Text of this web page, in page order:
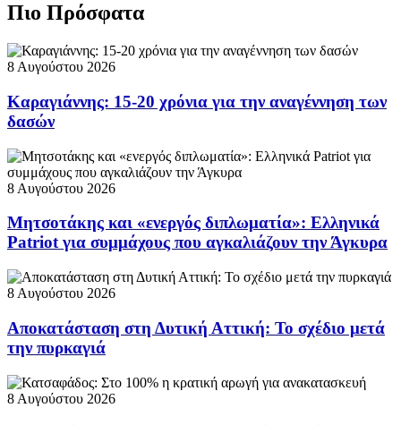
Πιο Πρόσφατα
8 Αυγούστου 2026
Καραγιάννης: 15-20 χρόνια για την αναγέννηση των
δασών
8 Αυγούστου 2026
Μητσοτάκης και «ενεργός διπλωματία»: Ελληνικά
Patriot για συμμάχους που αγκαλιάζουν την Άγκυρα
8 Αυγούστου 2026
Αποκατάσταση στη Δυτική Αττική: Το σχέδιο μετά
την πυρκαγιά
8 Αυγούστου 2026